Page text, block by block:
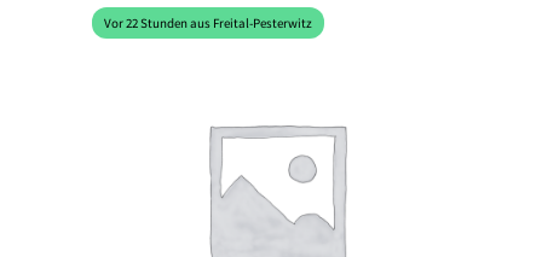
Vor 22 Stunden aus Freital-Pesterwitz